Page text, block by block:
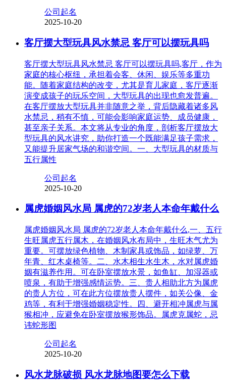
公司起名
2025-10-20
客厅摆大型玩具风水禁忌 客厅可以摆玩具吗
客厅摆大型玩具风水禁忌 客厅可以摆玩具吗,客厅，作为
家庭的核心枢纽，承担着会客、休闲、娱乐等多重功
能。随着家庭结构的改变，尤其是育儿家庭，客厅逐渐
演变成孩子的玩乐空间，大型玩具的出现也愈发普遍。
在客厅摆放大型玩具并非随意之举，背后隐藏着诸多风
水禁忌，稍有不慎，可能会影响家庭运势、成员健康，
甚至亲子关系。本文将从专业的角度，剖析客厅摆放大
型玩具的风水讲究，助你打造一个既能满足孩子需求，
又能提升居家气场的和谐空间。一、大型玩具的材质与
五行属性
公司起名
2025-10-20
属虎婚姻风水局 属虎的72岁老人本命年戴什么
属虎婚姻风水局 属虎的72岁老人本命年戴什么,一、五行
生旺属虎五行属木，在婚姻风水布局中，生旺木气尤为
重要。可摆放绿色植物、木制家具或饰品，如绿萝、万
年青、红木桌椅等。二、水木相生水生木，水对属虎婚
姻有滋养作用。可在卧室摆放水景，如鱼缸、加湿器或
喷泉，有助于增强感情运势。三、贵人相助北方为属虎
的贵人方位，可在此方位摆放贵人摆件，如关公像、金
鸡等，有利于增强婚姻稳定性。四、避开相冲属虎与属
猴相冲，应避免在卧室摆放猴形饰品。属虎克属蛇，忌
讳蛇形图
公司起名
2025-10-20
风水龙脉破损 风水龙脉地图要怎么下载